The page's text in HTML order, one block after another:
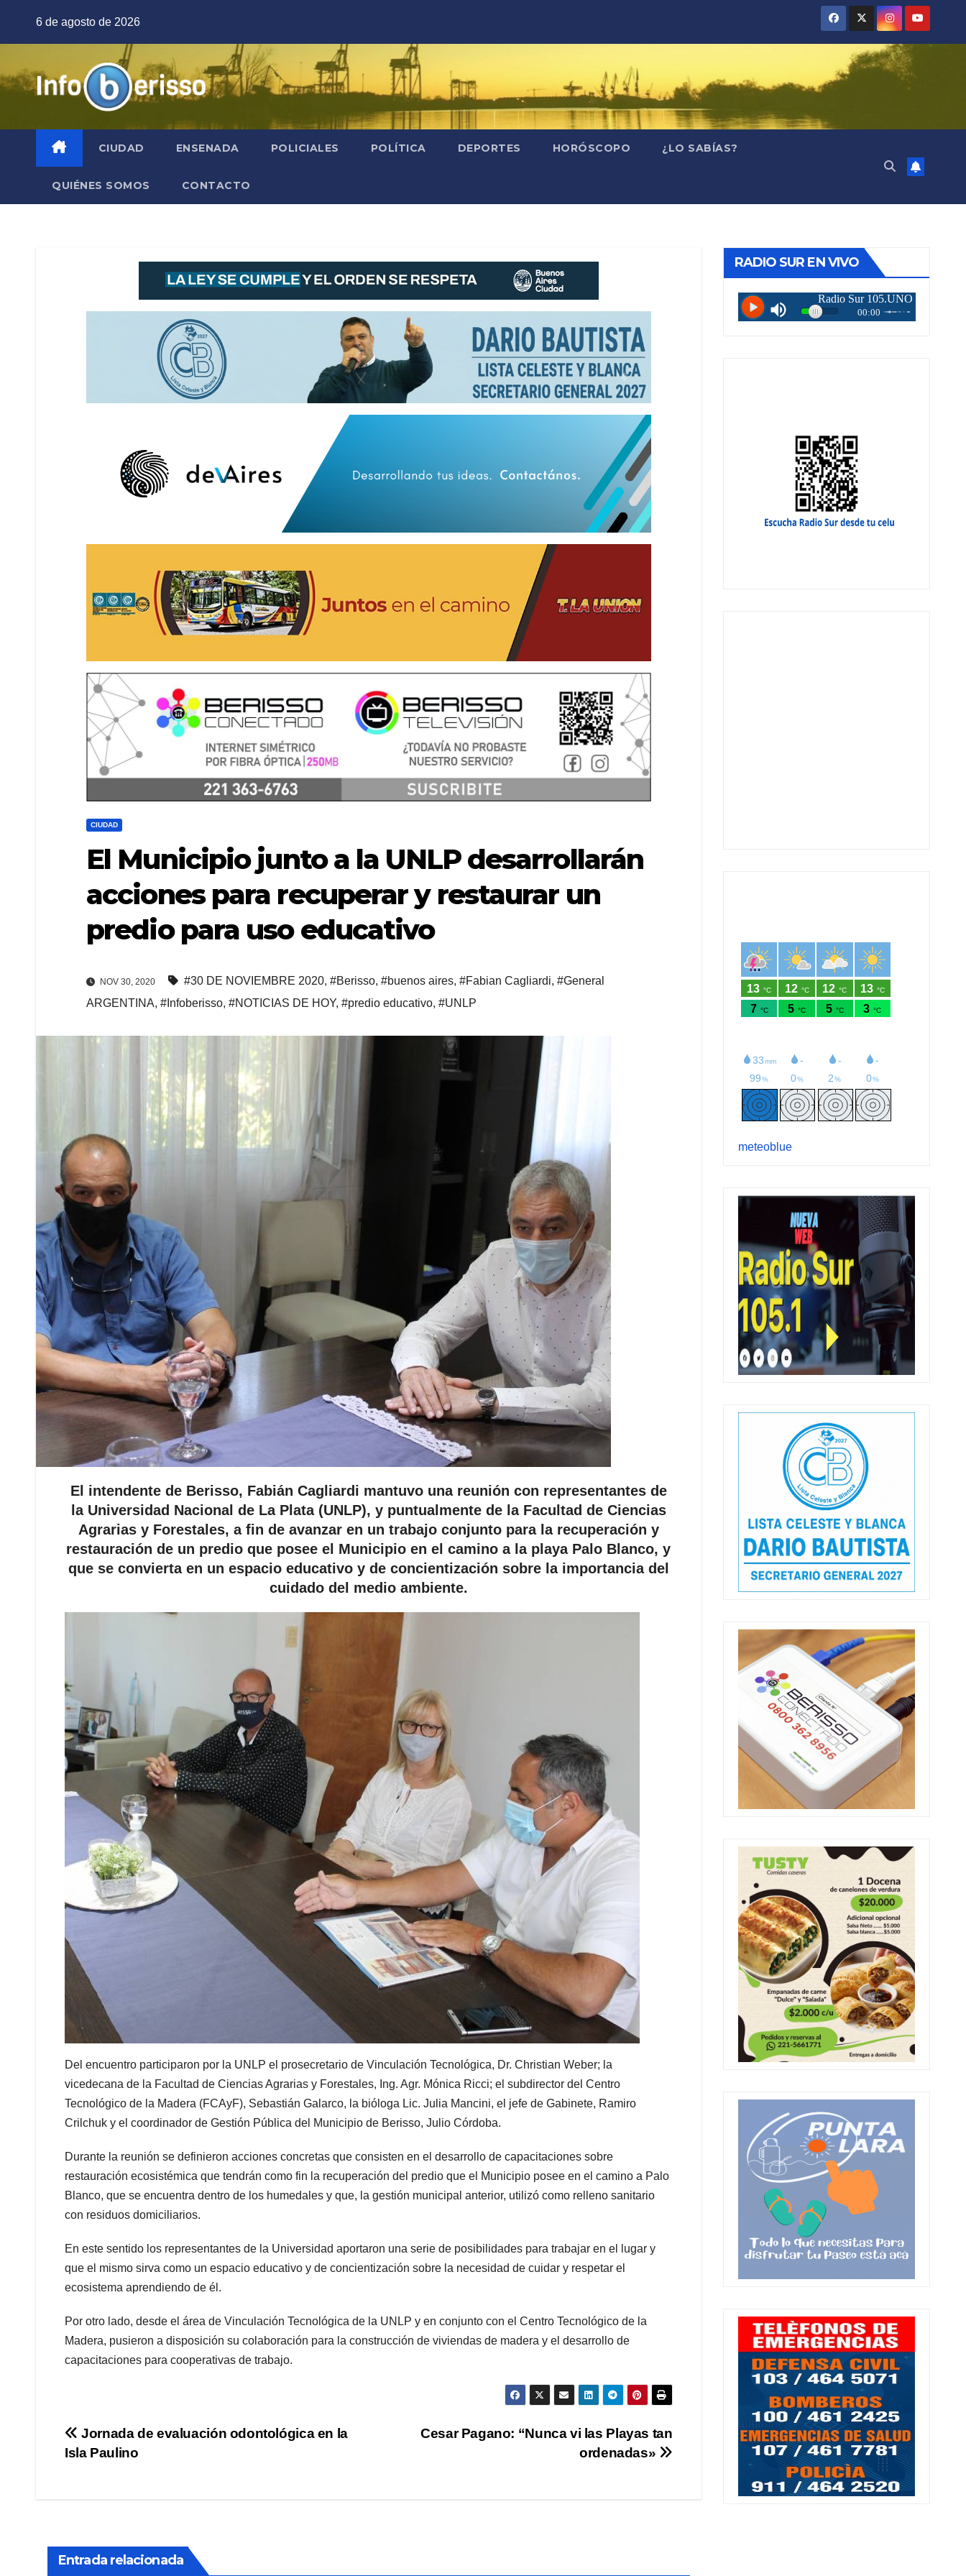
6 de agosto de 2026
CIUDAD ENSENADA POLICIALES POLÍTICA DEPORTES HORÓSCOPO ¿LO SABÍAS?
QUIÉNES SOMOS CONTACTO
CIUDAD
El Municipio junto a la UNLP desarrollarán
acciones para recuperar y restaurar un
predio para uso educativo
NOV 30, 2020 #30 DE NOVIEMBRE 2020, #Berisso, #buenos aires, #Fabian Cagliardi, #General
ARGENTINA, #Infoberisso, #NOTICIAS DE HOY, #predio educativo, #UNLP
El intendente de Berisso, Fabián Cagliardi mantuvo una reunión con representantes de
la Universidad Nacional de La Plata (UNLP), y puntualmente de la Facultad de Ciencias
Agrarias y Forestales, a fin de avanzar en un trabajo conjunto para la recuperación y
restauración de un predio que posee el Municipio en el camino a la playa Palo Blanco, y
que se convierta en un espacio educativo y de concientización sobre la importancia del
cuidado del medio ambiente.
Del encuentro participaron por la UNLP el prosecretario de Vinculación Tecnológica, Dr. Christian Weber; la
vicedecana de la Facultad de Ciencias Agrarias y Forestales, Ing. Agr. Mónica Ricci; el subdirector del Centro
Tecnológico de la Madera (FCAyF), Sebastián Galarco, la bióloga Lic. Julia Mancini, el jefe de Gabinete, Ramiro
Crilchuk y el coordinador de Gestión Pública del Municipio de Berisso, Julio Córdoba.
Durante la reunión se definieron acciones concretas que consisten en el desarrollo de capacitaciones sobre
restauración ecosistémica que tendrán como fin la recuperación del predio que el Municipio posee en el camino a Palo
Blanco, que se encuentra dentro de los humedales y que, la gestión municipal anterior, utilizó como relleno sanitario
con residuos domiciliarios.
En este sentido los representantes de la Universidad aportaron una serie de posibilidades para trabajar en el lugar y
que el mismo sirva como un espacio educativo y de concientización sobre la necesidad de cuidar y respetar el
ecosistema aprendiendo de él.
Por otro lado, desde el área de Vinculación Tecnológica de la UNLP y en conjunto con el Centro Tecnológico de la
Madera, pusieron a disposición su colaboración para la construcción de viviendas de madera y el desarrollo de
capacitaciones para cooperativas de trabajo.
Navegación
Cesar Pagano: “Nunca vi las Playas tan
ordenadas»
Jornada de evaluación odontológica en la
Isla Paulino
Entrada relacionada
RADIO SUR EN VIVO
meteoblue